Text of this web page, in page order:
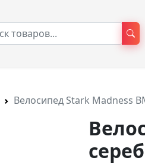
Велосипед Stark Madness